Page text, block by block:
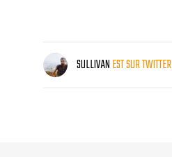
SULLIVANEST SUR TWITTER